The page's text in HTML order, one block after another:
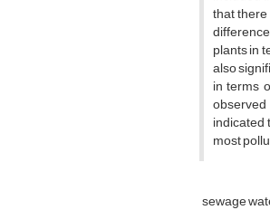
that
plants in
also
in terms
indicated
most
sewage